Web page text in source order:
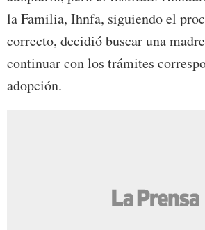
la Familia, Ihnfa, siguiendo el
correcto, decidió buscar una
continuar con los trámites
adopción.